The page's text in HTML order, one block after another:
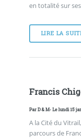
en totalité sur
LIRE LA
Francis
ParD & M- Le lundi 15
A la Cité du
parcours de